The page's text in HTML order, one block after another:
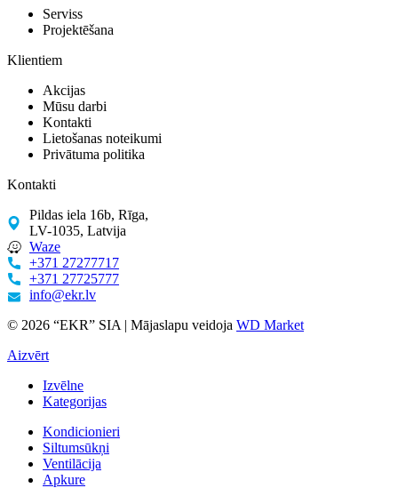
Serviss
Projektēšana
Klientiem
Akcijas
Mūsu darbi
Kontakti
Lietošanas noteikumi
Privātuma politika
Kontakti
Pildas iela 16b, Rīga,
LV-1035, Latvija
Waze
+371 27277717
+371 27725777
info@ekr.lv
© 2026 “EKR” SIA | Mājaslapu veidoja WD Market
Aizvērt
Izvēlne
Kategorijas
Kondicionieri
Siltumsūkņi
Ventilācija
Apkure